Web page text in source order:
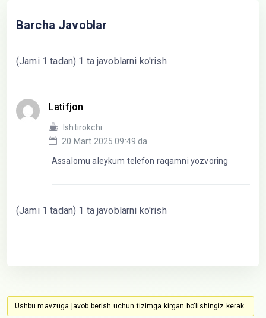
Barcha Javoblar
(Jami 1 tadan) 1 ta javoblarni ko'rish
Latifjon
Ishtirokchi
20 Mart 2025 09:49 da
Assalomu aleykum telefon raqamni yozvoring
(Jami 1 tadan) 1 ta javoblarni ko'rish
Ushbu mavzuga javob berish uchun tizimga kirgan bo'lishingiz kerak.